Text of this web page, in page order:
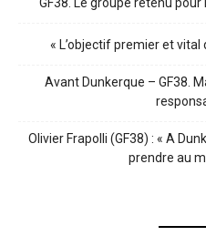
« L’objectif premier et vital
Avant Dunkerque – GF38.
Olivier Frapolli (GF38) : « A
prendre au